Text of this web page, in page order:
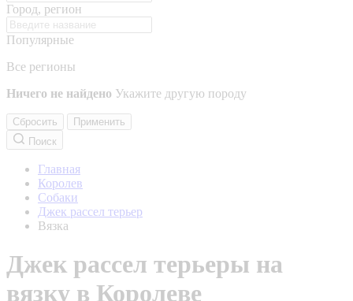
Город, регион
Популярные
Все регионы
Ничего не найдено Укажите другую породу
Сбросить
Применить
Поиск
Главная
Королев
Собаки
Джек рассел терьер
Вязка
Джек рассел терьеры на
вязку в Королеве